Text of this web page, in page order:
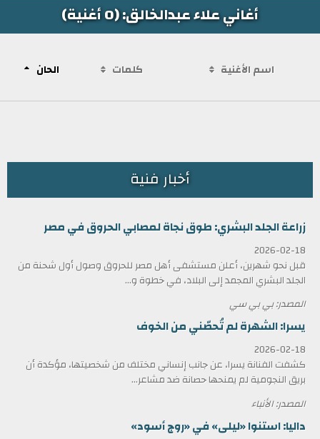
أغاني علاء عبدالخالق: (0 أغنية)
اسم الأغنية كلمات الحان
أخبار فنية
زراعة الجلد البشري: طوق نجاة لمصابي الحروق في مصر
2026-02-18
قبل نحو شهرين، أعلن مستشفى أهل مصر للحروق وصول أول شحنة من
الجلد البشري المجمد إلى البلاد، في خطوة و...
المصدر: بي بي سي
يسرا: الشهرة لم تُحصّني من الخوف
2026-02-18
كشفت الفنانة يسرا، عن جانب إنساني مختلف من شخصيتها، مؤكدة أن
بريق النجومية لم يمنحها حصانة ضد مشاعر...
المصدر: الأنباء
داليا: استنوا «ليلى» في «روج أسود»